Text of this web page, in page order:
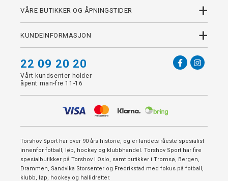
VÅRE BUTIKKER OG ÅPNINGSTIDER +
KUNDEINFORMASJON +
22 09 20 20
Vårt kundsenter holder
åpent man-fre 11-16
Torshov Sport har over 90 års historie, og er landets råeste spesialist
innenfor fotball, løp, hockey og klubbhandel. Torshov Sport har fire
spesialbutikker på Torshov i Oslo, samt butikker i Tromsø, Bergen,
Drammen, Sandvika Storsenter og Fredrikstad med fokus på fotball,
klubb, løp, hockey og hallidretter.